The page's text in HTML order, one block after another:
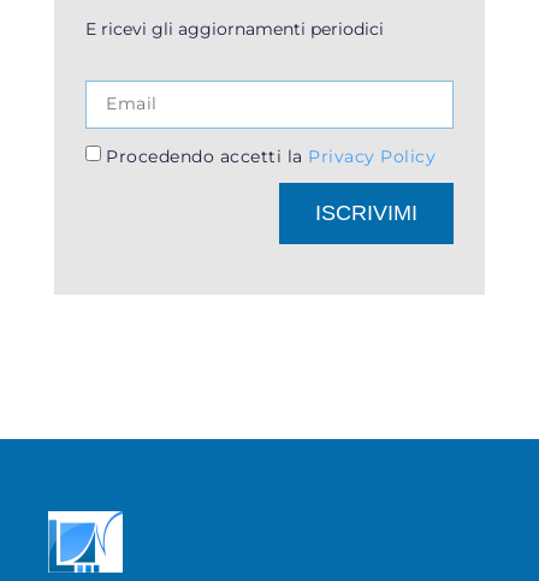
E ricevi gli aggiornamenti periodici
Procedendo accetti la Privacy Policy
ISCRIVIMI